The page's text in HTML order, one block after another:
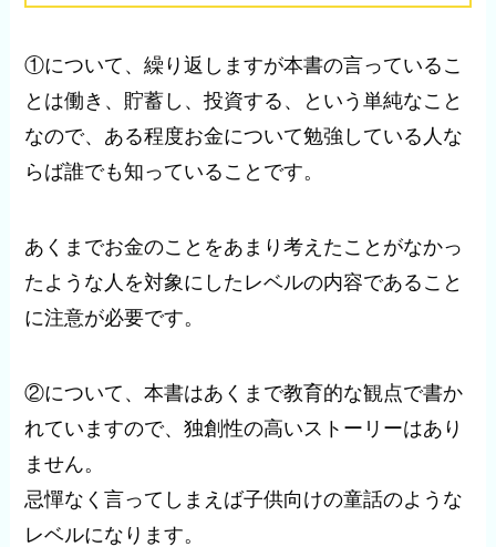
①について、繰り返しますが本書の言っているこ
とは働き、貯蓄し、投資する、という単純なこと
なので、ある程度お金について勉強している人な
らば誰でも知っていることです。
あくまでお金のことをあまり考えたことがなかっ
たような人を対象にしたレベルの内容であること
に注意が必要です。
②について、本書はあくまで教育的な観点で書か
れていますので、独創性の高いストーリーはあり
ません。
忌憚なく言ってしまえば子供向けの童話のような
レベルになります。